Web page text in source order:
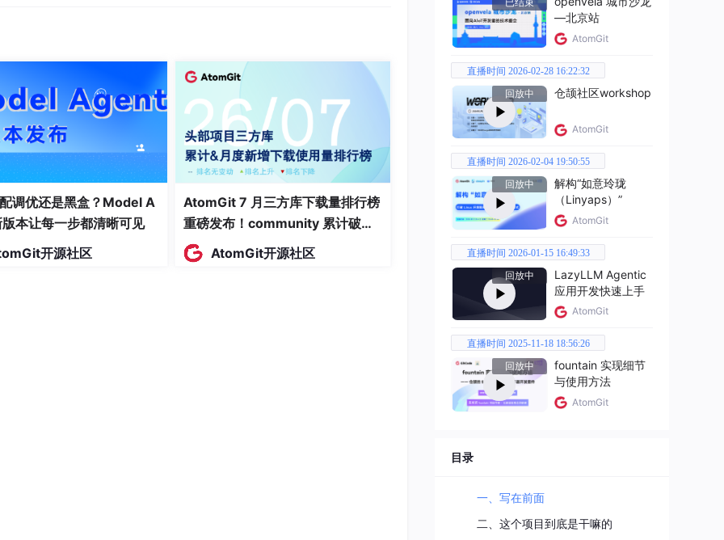
处理。有了这个 SDK，你只需要写一套代码，换一个模型名称就
过一遍，不然看代码会懵。
），简单说就是一个超级巨大的神经网络，通过学习海量的文本数
和生成人类语言。
后都是 LLM。它们可以回答问题、写代码、写文章、翻译……本质
最应该输出什么。
调优还是黑盒？Model A
本让每一步都清晰可见
开源社区
AtomGit 7 月三方库下载量排行榜
重磅发布！community 累计破百
万断层领跑，Chromium 组件全
面霸榜
AtomGit开源社区
已结束
—北京站
AtomGit
直播时间 2026-02-28 16:22:32
回放中
仓颉社区workshop
AtomGit
直播时间 2026-02-04 19:50:55
回放中
解构“如意玲珑
（Linyaps）”
AtomGit
直播时间 2026-01-15 16:49:33
回放中
LazyLLM Agentic
应用开发快速上手
AtomGit
直播时间 2025-11-18 18:56:26
回放中
fountain 实现细节
与使用方法
AtomGit
目录
一、写在前面
二、这个项目到底是干嘛的